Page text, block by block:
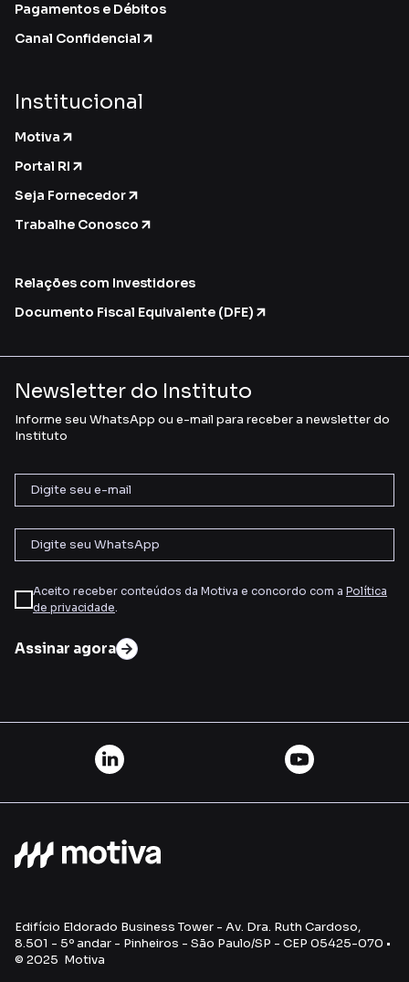
Pagamentos e Débitos
Canal Confidencial
Institucional
Motiva
Portal RI
Seja Fornecedor
Trabalhe Conosco
Relações com Investidores
Documento Fiscal Equivalente (DFE)
Newsletter do Instituto
Informe seu WhatsApp ou e-mail para receber a newsletter do
Instituto
Aceito receber conteúdos da Motiva e concordo com a Política
de privacidade.
Assinar agora
Edifício Eldorado Business Tower - Av. Dra. Ruth Cardoso,
8.501 - 5º andar - Pinheiros - São Paulo/SP - CEP 05425-070 •
© 2025 Motiva